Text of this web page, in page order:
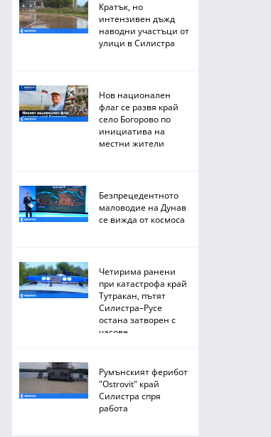
Кратък, но
интензивен дъжд
наводни участъци от
улици в Силистра
Нов национален
флаг се развя край
село Богорово по
инициатива на
местни жители
Безпрецедентното
маловодие на Дунав
се вижда от космоса
Четирима ранени
при катастрофа край
Тутракан, пътят
Силистра–Русе
остана затворен с
часове
Румънският ферибот
"Ostrovit" край
Силистра спря
работа